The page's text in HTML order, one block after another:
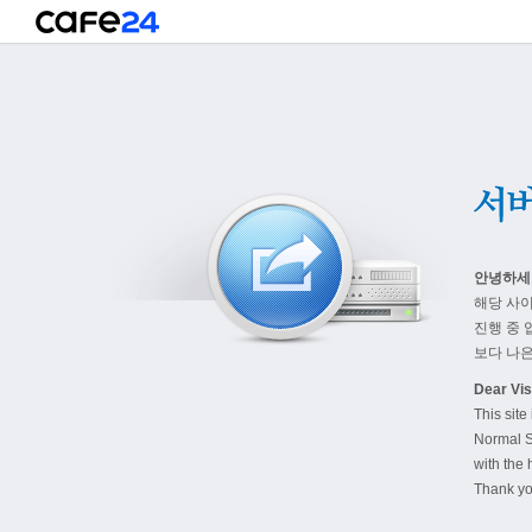
안녕하
해당 사
진행 중
보다 나
Dear
This site
Normal
with the
Thank